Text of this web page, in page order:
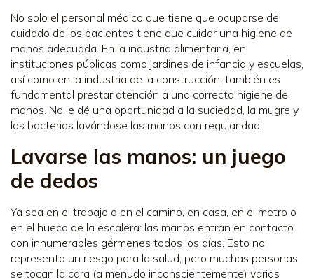
No solo el personal médico que tiene que ocuparse del
cuidado de los pacientes tiene que cuidar una higiene de
manos adecuada. En la industria alimentaria, en
instituciones públicas como jardines de infancia y escuelas,
así como en la industria de la construcción, también es
fundamental prestar atención a una correcta higiene de
manos. No le dé una oportunidad a la suciedad, la mugre y
las bacterias lavándose las manos con regularidad.
Lavarse las manos: un juego
de dedos
Ya sea en el trabajo o en el camino, en casa, en el metro o
en el hueco de la escalera: las manos entran en contacto
con innumerables gérmenes todos los días. Esto no
representa un riesgo para la salud, pero muchas personas
se tocan la cara (a menudo inconscientemente) varias